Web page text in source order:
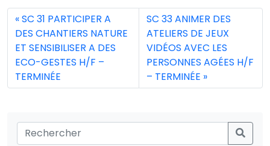
SC 31 PARTICIPER A
DES CHANTIERS NATURE
ET SENSIBILISER A DES
ECO-GESTES H/F –
TERMINÉE
SC 33 ANIMER DES
ATELIERS DE JEUX
VIDÉOS AVEC LES
PERSONNES AGÉES H/F
– TERMINÉE